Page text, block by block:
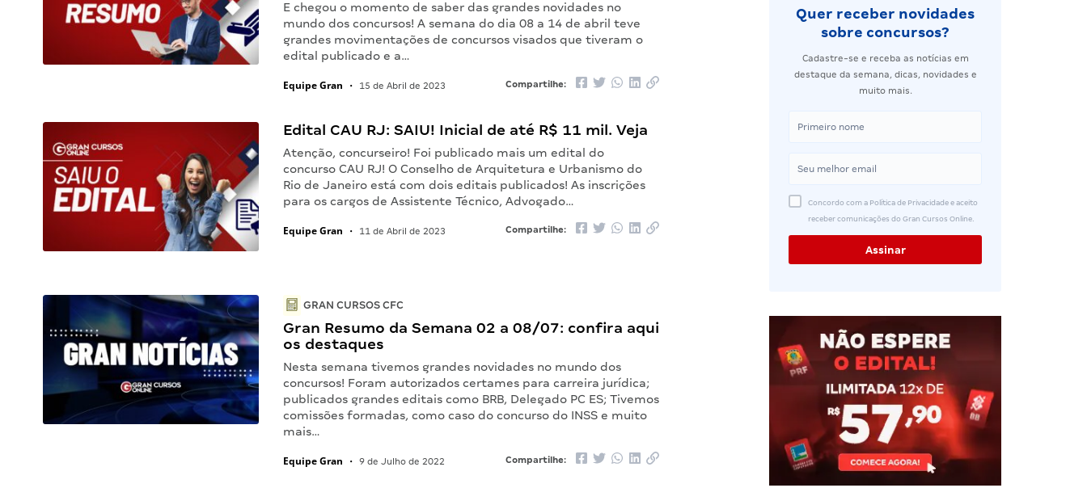
E chegou o momento de saber das grandes novidades no
mundo dos concursos! A semana do dia 08 a 14 de abril teve
grandes movimentações de concursos visados que tiveram o
edital publicado e a…
Equipe Gran • 15 de Abril de 2023 Compartilhe:
Edital CAU RJ: SAIU! Inicial de até R$ 11 mil. Veja
Atenção, concurseiro! Foi publicado mais um edital do
concurso CAU RJ! O Conselho de Arquitetura e Urbanismo do
Rio de Janeiro está com dois editais publicados! As inscrições
para os cargos de Assistente Técnico, Advogado…
Equipe Gran • 11 de Abril de 2023 Compartilhe:
GRAN CURSOS CFC
Gran Resumo da Semana 02 a 08/07: confira aqui
os destaques
Nesta semana tivemos grandes novidades no mundo dos
concursos! Foram autorizados certames para carreira jurídica;
publicados grandes editais como BRB, Delegado PC ES; Tivemos
comissões formadas, como caso do concurso do INSS e muito
mais…
Equipe Gran • 9 de Julho de 2022 Compartilhe:
Quer receber novidades
sobre concursos?
Cadastre-se e receba as notícias em
destaque da semana, dicas, novidades e
muito mais.
Concordo com a Política de Privacidade e aceito
receber comunicações do Gran Cursos Online.